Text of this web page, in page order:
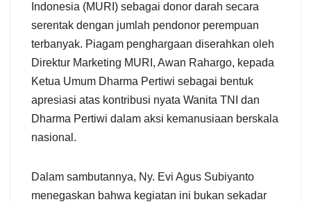
Indonesia (MURI) sebagai donor darah secara
serentak dengan jumlah pendonor perempuan
terbanyak. Piagam penghargaan diserahkan oleh
Direktur Marketing MURI, Awan Rahargo, kepada
Ketua Umum Dharma Pertiwi sebagai bentuk
apresiasi atas kontribusi nyata Wanita TNI dan
Dharma Pertiwi dalam aksi kemanusiaan berskala
nasional.
Dalam sambutannya, Ny. Evi Agus Subiyanto
menegaskan bahwa kegiatan ini bukan sekadar